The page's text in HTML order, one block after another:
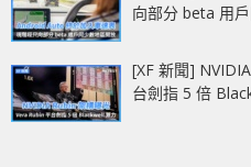
向部分 beta 用
[XF 新聞]
台劍指 5 倍